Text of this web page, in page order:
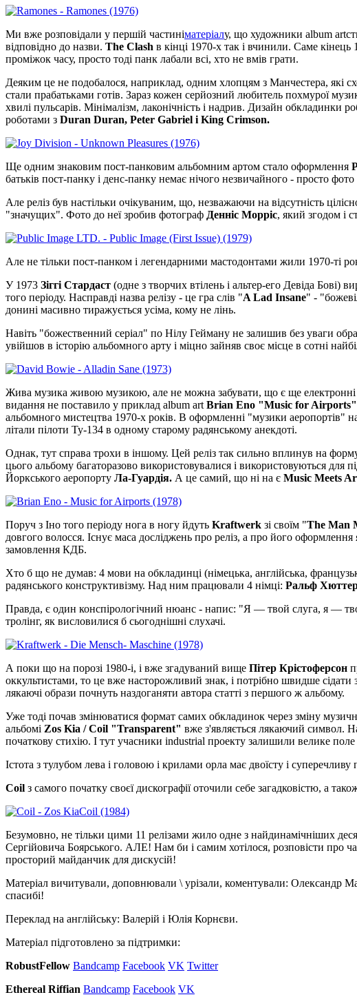
Ми вже розповідали у першій частиніматеріалу, що художники album
відповідно до назви. The Clash в кінці 1970-х так і вчинили. Саме
проміжок часу, просто тоді панк лабали всi, хто не вмів грати.
Деяким це не подобалося, наприклад, одним хлопцям з Манчестера, які
стали прабатьками готів. Зараз кожен серйозний любитель похмурої
хвилі пульсарів. Мінімалізм, лаконічність і надрив. Дизайн обкладинки
роботами з Duran Duran, Peter Gabriel і King Crimson.
Ще одним знаковим пост-панковим альбомним артом стало оформлення
батьків пост-панку і денс-панку немає нічого незвичайного - просто
Але реліз був настільки очікуваним, що, незважаючи на відсутність
"значущих". Фото до неї зробив фотограф Денніс Морріс, який згодом і
Але не тільки пост-панком і легендарними мастодонтами жили 1970-ті
У 1973 Зіггі Стардаст (одне з творчих втілень і альтер-его Девіда Бові)
того періоду. Насправді назва релізу - це гра слів "A Lad Insane" -
донині масивно тиражується усіма, кому не лінь.
Навіть "божественний серіал" по Нілу Гейману не залишив без уваги
увійшов в історію альбомного арту і міцно зайняв своє місце в сотні
Жива музика живою музикою, але не можна забувати, що є ще електронні
видання не поставило у приклад album art Brian Eno "Music for Airports"
альбомного мистецтва 1970-х років. В оформленні "музики аеропортів"
літали пілоти Ту-134 в одному старому радянському анекдоті.
Однак, тут справа трохи в іншому. Цей реліз так сильно вплинув на
цього альбому багаторазово використовувалися і використовуються для
Йоркського аеропорту Ла-Гуардія. А це самий, що ні на є Music Meets
Поруч з Іно того періоду нога в ногу йдуть Kraftwerk зі своїм "The Man
довгого волосся. Існує маса досліджень про реліз, а про його
замовлення КДБ.
Хто б що не думав: 4 мови на обкладинці (німецька, англійська,
радянського конструктивізму. Над ним працювали 4 німці: Ральф
Правда, є один конспірологічний нюанс - напис: "Я — твой слуга, я —
тролінг, як висловилися б сьогоднішні слухачі.
А поки що на порозі 1980-і, і вже згадуваний вище Пітер Крістоферсон
оккультистами, то це вже насторожливий знак, і потрібно швидше
лякаючі образи почнуть наздоганяти автора статті з першого ж альбому.
Уже тоді почав змінюватися формат самих обкладинок через зміну
альбомі Zos Kia / Coil "Transparent" вже з'являється лякаючий символ.
початкову стихію. І тут учасники industrial проекту залишили велике поле
Істота з тулубом лева і головою і крилами орла має двоїсту і
Coil з самого початку своєї дискографії оточили себе загадковістю, а
Безумовно, не тільки цими 11 релізами жило одне з найдинамічніших
Сергійовича Боярського. АЛЕ! Нам би і самим хотілося, розповісти про
просторий майданчик для дискусій!
Матеріал вичитували, доповнювали \ урізали, коментували: Олександр
спасибі!
Переклад на англійську: Валерій і Юлія Корнєви.
Матеріал підготовлено за підтримки:
RobustFellow Bandcamp Facebook VK Twitter
Ethereal Riffian Bandcamp Facebook VK